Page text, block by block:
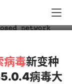
病毒新变种
病毒大